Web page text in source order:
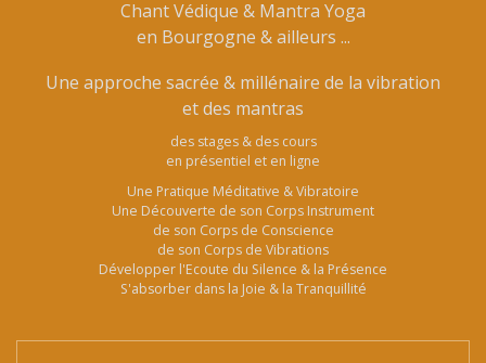
Chant Védique & Mantra Yoga
en Bourgogne & ailleurs ...
Une approche sacrée & millénaire de la vibration
et des mantras
des stages & des cours
en présentiel et en ligne
Une Pratique Méditative & Vibratoire
Une Découverte de son Corps Instrument
de son Corps de Conscience
de son Corps de Vibrations
Développer l'Ecoute du Silence & la Présence
S'absorber dans la Joie & la Tranquillité